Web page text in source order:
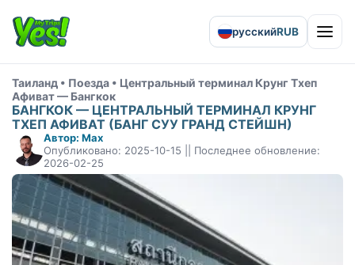
русскийRUB Open
Таиланд • Поезда • Центральный терминал Крунг Тхеп
Афиват — Бангкок
БАНГКОК — ЦЕНТРАЛЬНЫЙ ТЕРМИНАЛ КРУНГ
ТХЕП АФИВАТ (БАНГ СУУ ГРАНД СТЕЙШН)
Автор: Max
Опубликовано: 2025-10-15 || Последнее обновление:
2026-02-25